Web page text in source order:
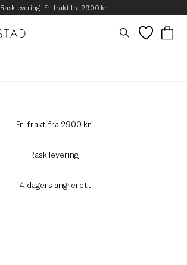
Rask levering | Fri frakt fra 2900 kr
Fri frakt fra 2900 kr
Rask levering
14 dagers angrerett